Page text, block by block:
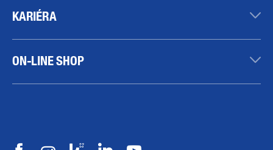
KARIÉRA
ON-LINE SHOP